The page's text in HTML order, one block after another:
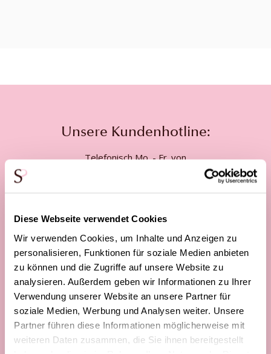
Diese Webseite verwendet Cookies
Wir verwenden Cookies, um Inhalte und Anzeigen zu
personalisieren, Funktionen für soziale Medien anbieten
zu können und die Zugriffe auf unsere Website zu
analysieren. Außerdem geben wir Informationen zu Ihrer
Verwendung unserer Website an unsere Partner für
soziale Medien, Werbung und Analysen weiter. Unsere
Partner führen diese Informationen möglicherweise mit
weiteren Daten zusammen, die Sie ihnen bereitgestellt
Unsere Kundenhotline:
Telefonisch Mo. - Fr. von
Tel:+49 2562 - 945 36 97
Mail:service@surprose.de
Kontaktformular
Vielbesuchte Seiten
Rosenstrauß
Blaue Rosen